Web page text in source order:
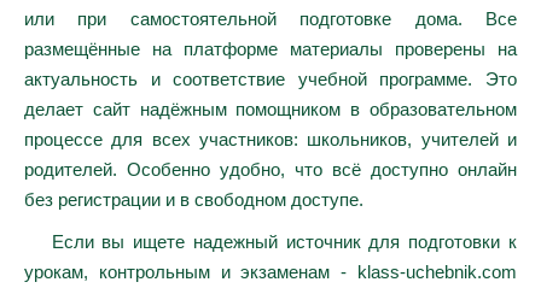
или при самостоятельной подготовке дома. Все
размещённые на платформе материалы проверены на
актуальность и соответствие учебной программе. Это
делает сайт надёжным помощником в образовательном
процессе для всех участников: школьников, учителей и
родителей. Особенно удобно, что всё доступно онлайн
без регистрации и в свободном доступе.
Если вы ищете надежный источник для подготовки к
урокам, контрольным и экзаменам - klass-uchebnik.com